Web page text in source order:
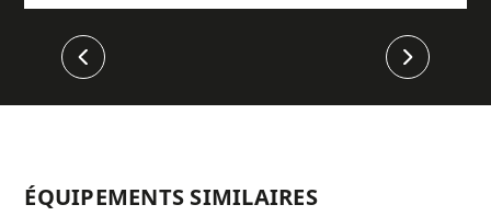
Précédent Suivant
ÉQUIPEMENTS SIMILAIRES